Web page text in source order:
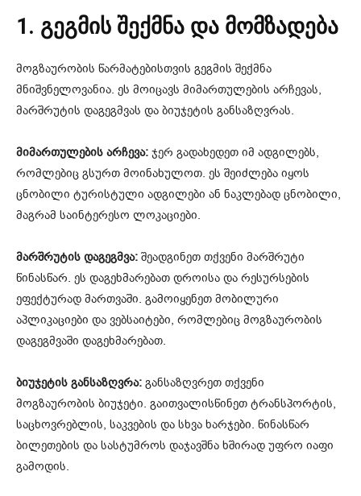
1. გეგმის შექმნა და მომზადება
მოგზაურობის წარმატებისთვის გეგმის შექმნა
მნიშვნელოვანია. ეს მოიცავს მიმართულების არჩევას,
მარშრუტის დაგეგმვას და ბიუჯეტის განსაზღვრას.
მიმართულების არჩევა: ჯერ გადახედეთ იმ ადგილებს,
რომლებიც გსურთ მოინახულოთ. ეს შეიძლება იყოს
ცნობილი ტურისტული ადგილები ან ნაკლებად ცნობილი,
მაგრამ საინტერესო ლოკაციები.
მარშრუტის დაგეგმვა: შეადგინეთ თქვენი მარშრუტი
წინასწარ. ეს დაგეხმარებათ დროისა და რესურსების
ეფექტურად მართვაში. გამოიყენეთ მობილური
აპლიკაციები და ვებსაიტები, რომლებიც მოგზაურობის
დაგეგმვაში დაგეხმარებათ.
ბიუჯეტის განსაზღვრა: განსაზღვრეთ თქვენი
მოგზაურობის ბიუჯეტი. გაითვალისწინეთ ტრანსპორტის,
საცხოვრებლის, საკვების და სხვა ხარჯები. წინასწარ
ბილეთების და სასტუმროს დაჯავშნა ხშირად უფრო იაფი
გამოდის.